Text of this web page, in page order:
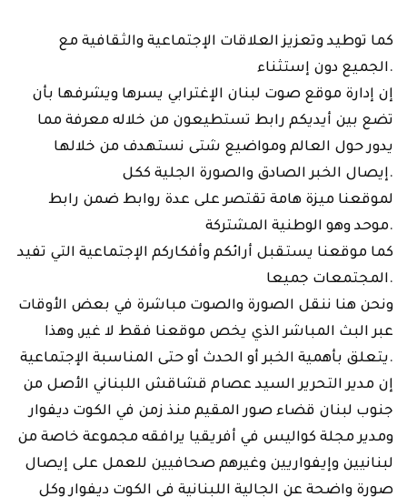
كما توطيد وتعزيز العلاقات الإجتماعية والثقافية مع
الجميع دون إستثناء.
إن إدارة موقع صوت لبنان الإغترابي يسرها ويشرفها بأن
تضع بين أيديكم رابط تستطيعون من خلاله معرفة مما
يدور حول العالم ومواضيع شتى نستهدف من خلالها
إيصال الخبر الصادق والصورة الجلية ككل.
لموقعنا ميزة هامة تقتصر على عدة روابط ضمن رابط
موحد وهو الوطنية المشتركة.
كما موقعنا يستقبل أرائكم وأفكاركم الإجتماعية التي تفيد
المجتمعات جميعا.
ونحن هنا ننقل الصورة والصوت مباشرة في بعض الأوقات
عبر البث المباشر الذي يخص موقعنا فقط لا غير, وهذا
يتعلق بأهمية الخبر أو الحدث أو حتى المناسبة الإجتماعية.
إن مدير التحرير السيد عصام قشاقش اللبناني الأصل من
جنوب لبنان قضاء صور المقيم منذ زمن في الكوت ديفوار
ومدير مجلة كواليس في أفريقيا يرافقه مجموعة خاصة من
لبنانيين وإيفواريين وغيرهم صحافيين للعمل على إيصال
صورة واضحة عن الجالية اللبنانية في الكوت ديفوار وكل